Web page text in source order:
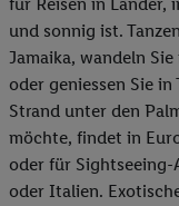
und sonnig ist.
Jamaika, wandeln
oder geniessen Sie
Strand unter den
möchte, findet in
oder für
oder Italien.